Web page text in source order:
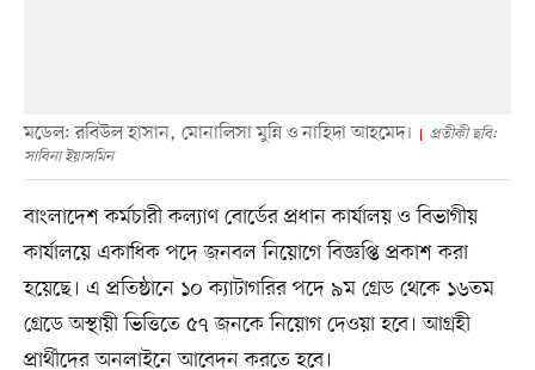
মডেল: রবিউল হাসান, মোনালিসা মুন্নি ও নাহিদা আহমেদ।
প্রতীকী ছবি:
সাবিনা ইয়াসমিন
বাংলাদেশ কর্মচারী কল্যাণ বোর্ডের প্রধান কার্যালয় ও বিভাগীয়
কার্যালয়ে একাধিক পদে জনবল নিয়োগে বিজ্ঞপ্তি প্রকাশ করা
হয়েছে। এ প্রতিষ্ঠানে ১০ ক্যাটাগরির পদে ৯ম গ্রেড থেকে ১৬তম
গ্রেডে অস্থায়ী ভিত্তিতে ৫৭ জনকে নিয়োগ দেওয়া হবে। আগ্রহী
প্রার্থীদের অনলাইনে আবেদন করতে হবে।